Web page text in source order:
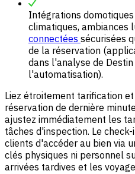
Intégrations
climatiques, ambiances
connectées sécurisées
de la réservation
dans l'analyse de
l'automatisation).
Liez étroitement tarification
réservation de dernière
ajustez immédiatement les
tâches d'inspection. Le
clients d'accéder au bien via
clés physiques ni personnel
arrivées tardives et les